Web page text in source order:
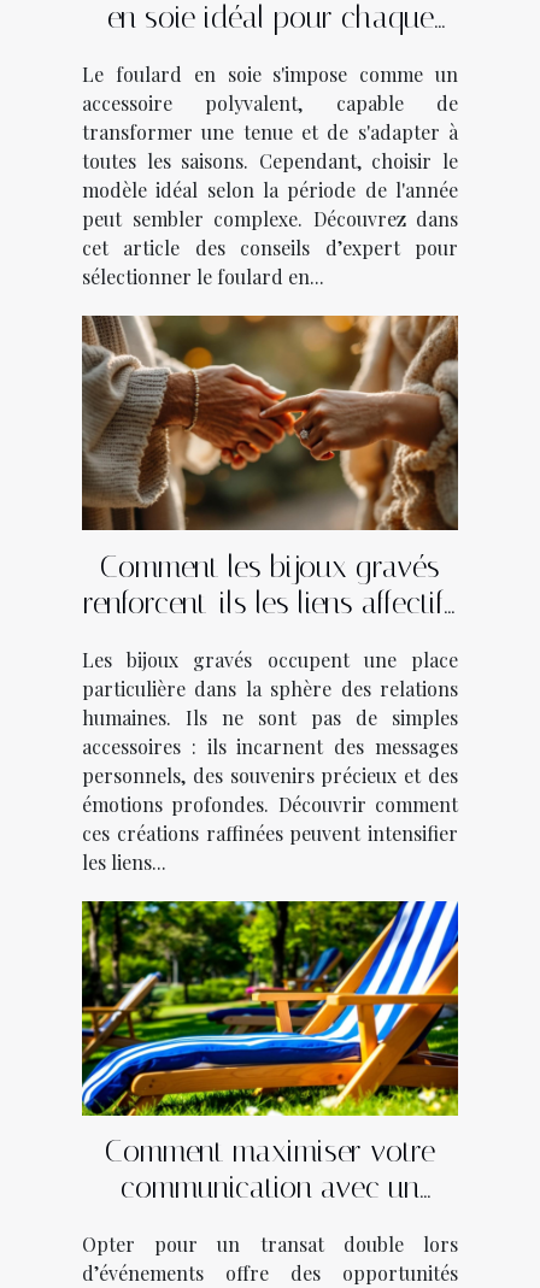
en soie idéal pour chaque
Le foulard en soie s'impose comme un
accessoire polyvalent, capable de
transformer une tenue et de s'adapter à
toutes les saisons. Cependant, choisir le
modèle idéal selon la période de l'année
peut sembler complexe. Découvrez dans
cet article des conseils d’expert pour
sélectionner le foulard en...
Comment les bijoux gravés
renforcent-ils les liens affectifs
Les bijoux gravés occupent une place
particulière dans la sphère des relations
humaines. Ils ne sont pas de simples
accessoires : ils incarnent des messages
personnels, des souvenirs précieux et des
émotions profondes. Découvrir comment
ces créations raffinées peuvent intensifier
les liens...
Comment maximiser votre
communication avec un
d’événements ?
Opter pour un transat double lors
d’événements offre des opportunités